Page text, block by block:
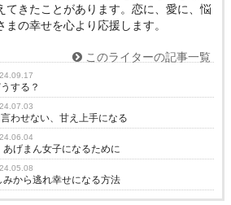
てきたことがあります。恋に、愛に、悩
まの幸せを心より応援します。
このライターの記事一覧
する？
わせない、甘え上手になる
げまん女子になるために
から逃れ幸せになる方法